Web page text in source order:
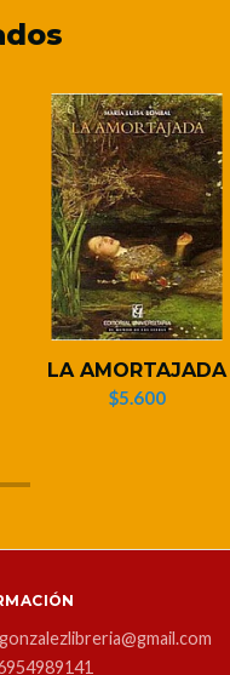
LA AMORTAJADA
$5.600